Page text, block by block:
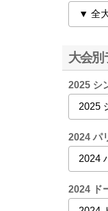
大会別
2025 シ
2024 パ
2024 ド